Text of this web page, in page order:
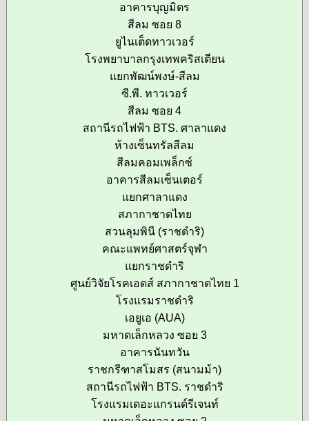
อาคารบุญมิตร
สีลม ซอย 8
ยูไนเต็ดทาวเวอร์
โรงพยาบาลกรุงเทพคริสเตียน
แยกพัฒน์พงษ์-สีลม
ซี.พี. ทาวเวอร์
สีลม ซอย 4
สถานีรถไฟฟ้า BTS. ศาลาแดง
ห้างเซ็นทรัลสีลม
สีลมคอมเพล็กซ์
อาคารสีลมเซ็นเตอร์
แยกศาลาแดง
สภากาชาดไทย
สวนลุมพินี (ราชดำริ)
คณะแพทย์ศาสตร์จุฬา
แยกราชดำริ
ศูนย์วิจัยโรคเอดส์ สภากาชาดไทย 1
โรงแรมราชดำริ
เอยูเอ (AUA)
มหาดเล็กหลวง ซอย 3
อาคารนันทวัน
ราชกรีฑาสโมสร (สนามม้า)
สถานีรถไฟฟ้า BTS. ราชดำริ
โรงแรมเดอะแกรนด์รีเจนท์